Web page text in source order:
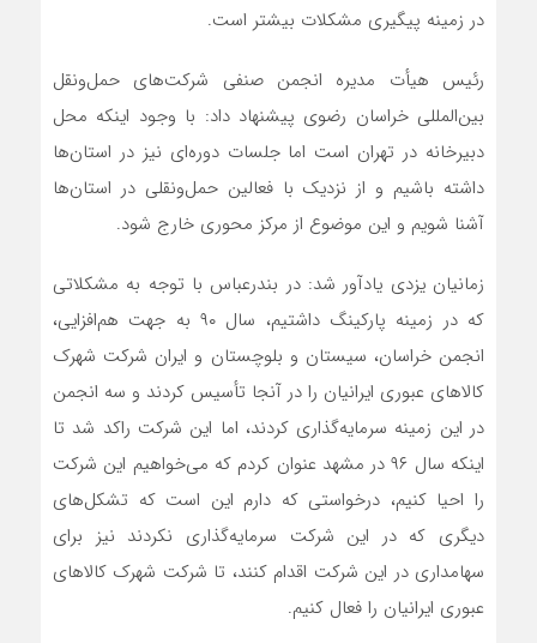
در زمینه پیگیری مشکلات بیشتر است.
رئیس هیأت مدیره انجمن صنفی شرکت‌های حمل‌ونقل
بین‌المللی خراسان رضوی پیشنهاد داد: با وجود اینکه محل
دبیرخانه در تهران است اما جلسات دوره‌ای نیز در استان‌ها
داشته باشیم و از نزدیک با فعالین حمل‌ونقلی در استان‌ها
آشنا شویم و این موضوع از مرکز محوری خارج شود.
زمانیان یزدی یادآور شد: در بندرعباس با توجه به مشکلاتی
که در زمینه پارکینگ داشتیم، سال ۹۰ به جهت هم‌افزایی،
انجمن خراسان، سیستان و بلوچستان و ایران شرکت شهرک
کالاهای عبوری ایرانیان را در آنجا تأسیس کردند و سه انجمن
در این زمینه سرمایه‌گذاری کردند، اما این شرکت راکد شد تا
اینکه سال ۹۶ در مشهد عنوان کردم که می‌خواهیم این شرکت
را احیا کنیم، درخواستی که دارم این است که تشکل‌های
دیگری که در این شرکت سرمایه‌گذاری نکردند نیز برای
سهامداری در این شرکت اقدام کنند، تا شرکت شهرک کالاهای
عبوری ایرانیان را فعال کنیم.